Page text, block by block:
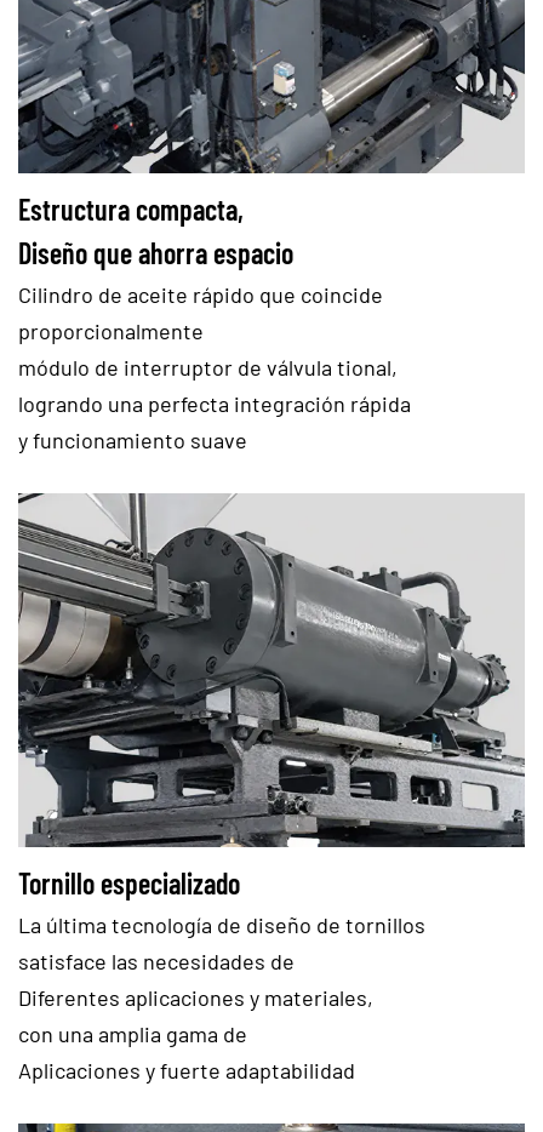
Estructura compacta,
Diseño que ahorra espacio
Cilindro de aceite rápido que coincide
proporcionalmente
módulo de interruptor de válvula tional,
logrando una perfecta integración rápida
y funcionamiento suave
Tornillo especializado
La última tecnología de diseño de tornillos
satisface las necesidades de
Diferentes aplicaciones y materiales,
con una amplia gama de
Aplicaciones y fuerte adaptabilidad